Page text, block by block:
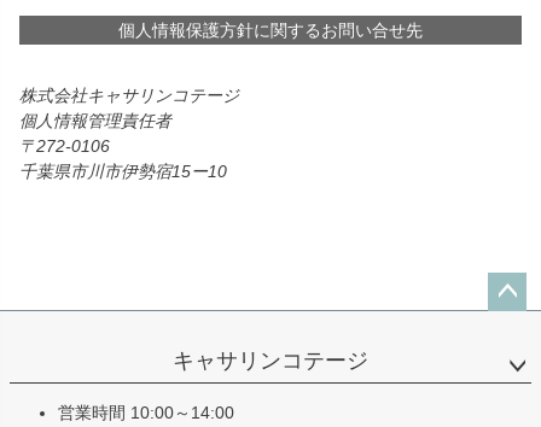
個人情報保護方針に関するお問い合せ先
株式会社キャサリンコテージ
個人情報管理責任者
272-0106
千葉県市川市伊勢宿15ー10
ップ
キャサリンコテージ
営業時間 10:00～14:00